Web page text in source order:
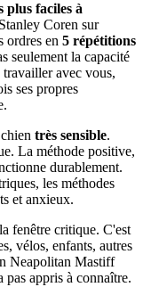
plus faciles à
Coren sur
ordres en 5 répétitions
seulement la capacité
avec vous,
ses propres
très sensible.
La méthode positive,
durablement.
les méthodes
et anxieux.
fenêtre critique. C'est
vélos, enfants, autres
Neapolitan Mastiff
appris à connaître.